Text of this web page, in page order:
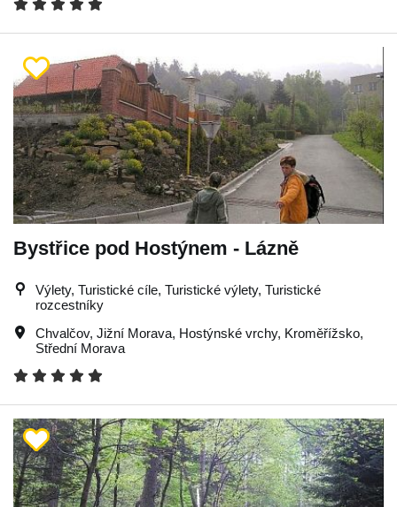
Bystřice pod Hostýnem - Lázně
Výlety, Turistické cíle, Turistické výlety, Turistické
rozcestníky
Chvalčov, Jižní Morava, Hostýnské vrchy, Kroměřížsko,
Střední Morava